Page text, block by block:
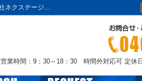
すき家 本厚木一番街店情報ページ｜本厚木・海老名・伊勢原の賃貸情報なら株式会社ネクステージへおまかせ！
営業時間：9：30～18：30 時間外対応可 定休